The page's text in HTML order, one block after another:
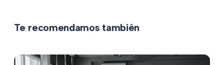
Te recomendamos también